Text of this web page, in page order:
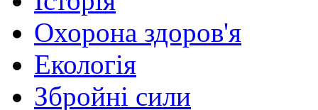
Охорона здоров'я
Екологія
Збройні сили